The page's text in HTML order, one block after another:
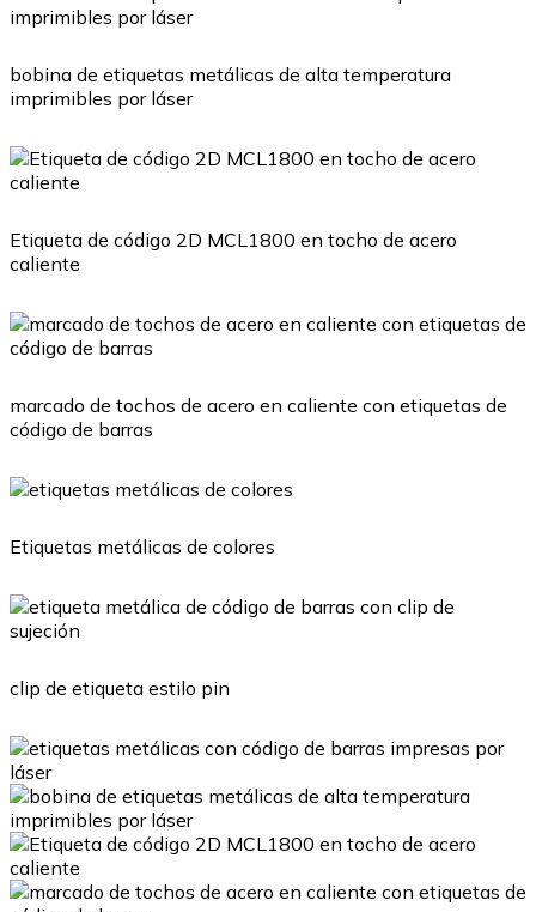
bobina de etiquetas metálicas de alta temperatura
imprimibles por láser
Etiqueta de código 2D MCL1800 en tocho de acero
caliente
marcado de tochos de acero en caliente con etiquetas de
código de barras
Etiquetas metálicas de colores
clip de etiqueta estilo pin